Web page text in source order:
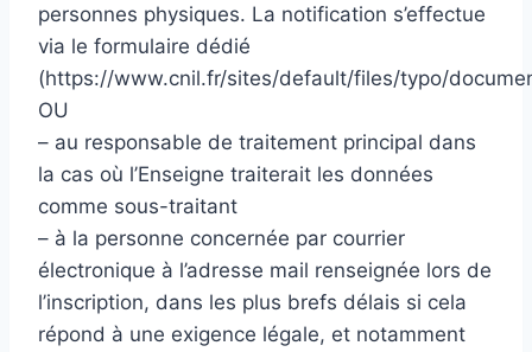
personnes physiques. La notification s’effectue
via le formulaire dédié
(https://www.cnil.fr/sites/default/files/typo/
OU
– au responsable de traitement principal dans
la cas où l’Enseigne traiterait les données
comme sous-traitant
– à la personne concernée par courrier
électronique à l’adresse mail renseignée lors de
l’inscription, dans les plus brefs délais si cela
répond à une exigence légale, et notamment